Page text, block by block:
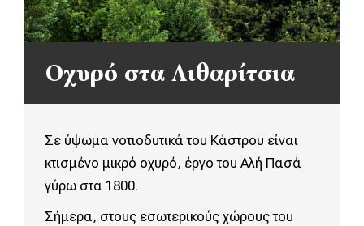
Οχυρό στα Λιθαρίτσια
Σε ύψωμα νοτιοδυτικά του Κάστρου είναι
κτισμένο μικρό οχυρό, έργο του Αλή Πασά
γύρω στα 1800.
Σήμερα, στους εσωτερικούς χώρους του